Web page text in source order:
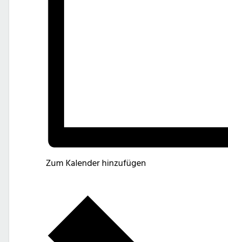
Zum Kalender hinzufügen